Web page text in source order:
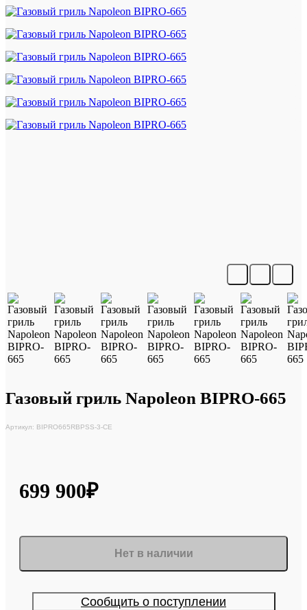
Газовый гриль Napoleon BIPRO-665
Артикул: BIPRO665RBPSS-3-CE
699 900₽
Нет в наличии
Сообщить о поступлении